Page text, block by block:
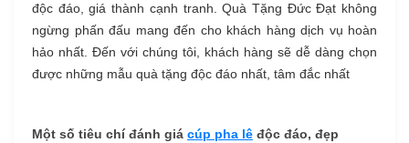
độc đáo, giá thành cạnh tranh. Quà Tặng Đức Đạt không
ngừng phấn đấu mang đến cho khách hàng dịch vụ hoàn
hảo nhất. Đến với chúng tôi, khách hàng sẽ dễ dàng chọn
được những mẫu quà tặng độc đáo nhất, tâm đắc nhất
Một số tiêu chí đánh giá cúp pha lê độc đáo, đẹp